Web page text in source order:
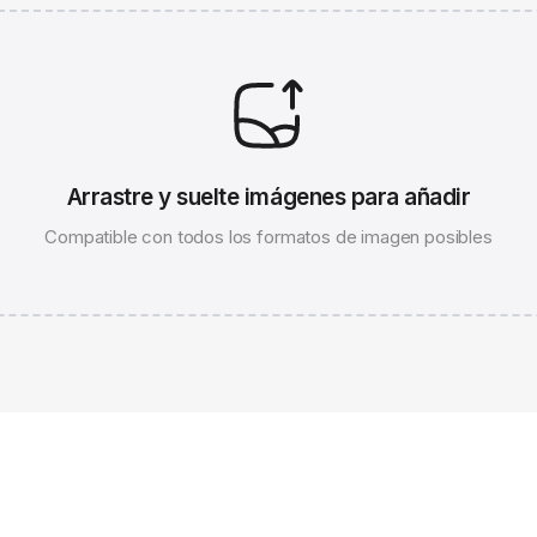
Arrastre y suelte imágenes para añadir
Compatible con todos los formatos de imagen posibles